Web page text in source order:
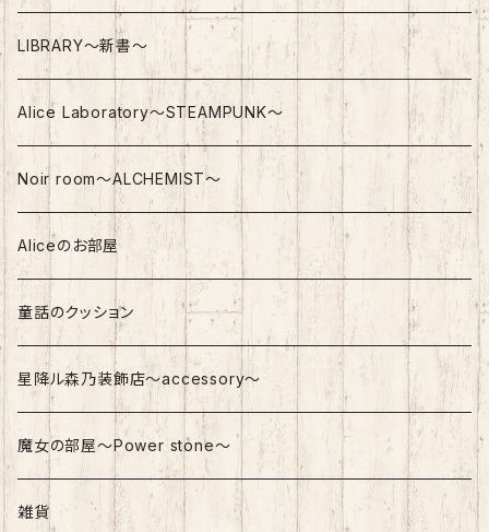
Bottom
Dress
Gothic / Steampunk
LIBRARY～新書～
Alice Laboratory～STEAMPUNK～
Noir room～ALCHEMIST～
Aliceのお部屋
童話のクッション
星降ル森乃装飾店～accessory～
魔女の部屋～Power stone～
雑貨